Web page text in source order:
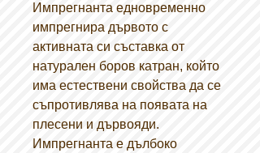
Импрегнанта едновременно
импрегнира дървото с
активната си съставка от
натурален боров катран, който
има естествени свойства да се
съпротивлява на появата на
плесени и дървояди.
Импрегнанта е дълбоко